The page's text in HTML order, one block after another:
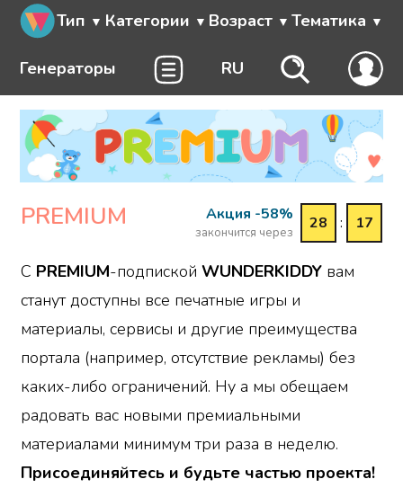
Тип Категории Возраст Тематика
Генераторы RU
PREMIUM Акция -58%
закончится через
28 : 17
С PREMIUM-подпиской WUNDERKIDDY вам
станут доступны все печатные игры и
материалы, сервисы и другие преимущества
портала (например, отсутствие рекламы) без
каких-либо ограничений. Ну а мы обещаем
радовать вас новыми премиальными
материалами минимум три раза в неделю.
Присоединяйтесь и будьте частью проекта!